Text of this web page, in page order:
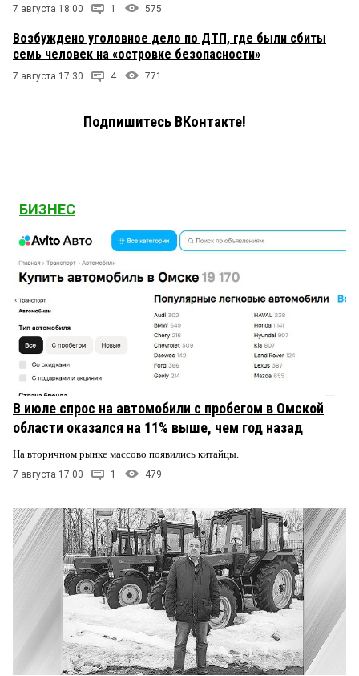
7 августа 18:00 1 575
Возбуждено уголовное дело по ДТП, где были сбиты
семь человек на «островке безопасности»
7 августа 17:30 4 771
Подпишитесь ВКонтакте!
БИЗНЕС
В июле спрос на автомобили с пробегом в Омской
области оказался на 11% выше, чем год назад
На вторичном рынке массово появились китайцы.
7 августа 17:00 1 479